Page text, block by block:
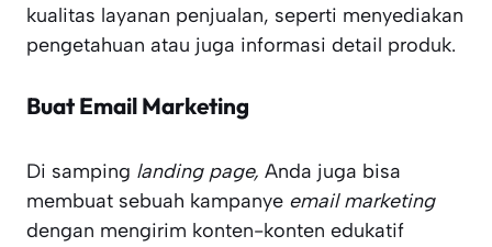
kualitas layanan penjualan, seperti menyediakan
pengetahuan atau juga informasi detail produk.
Buat Email Marketing
Di samping landing page, Anda juga bisa
membuat sebuah kampanye email marketing
dengan mengirim konten-konten edukatif